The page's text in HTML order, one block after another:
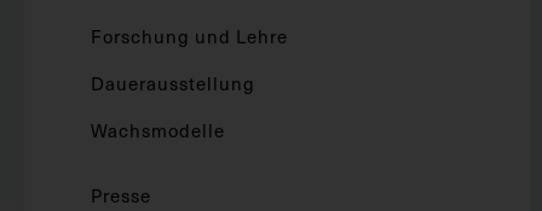
Forschung und Lehre
Dauerausstellung
Wachsmodelle
Presse